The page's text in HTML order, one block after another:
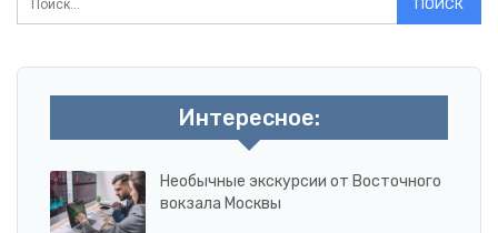
Интересное:
Необычные экскурсии от Восточного
вокзала Москвы